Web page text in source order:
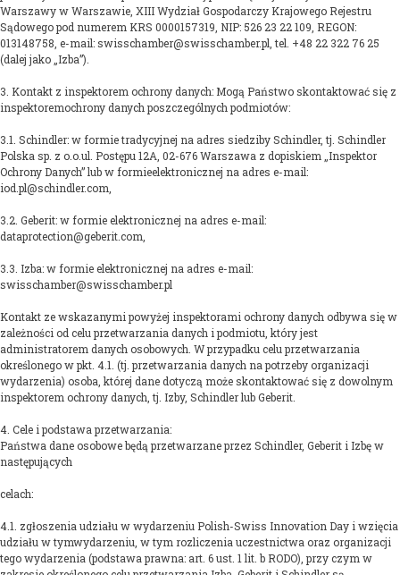
Warszawy w Warszawie, XIII Wydział Gospodarczy Krajowego Rejestru
Sądowego pod numerem KRS 0000157319, NIP: 526 23 22 109, REGON:
013148758, e-mail: swisschamber@swisschamber.pl, tel. +48 22 322 76 25
(dalej jako „Izba”).
3. Kontakt z inspektorem ochrony danych: Mogą Państwo skontaktować się z
inspektoremochrony danych poszczególnych podmiotów:
3.1. Schindler: w formie tradycyjnej na adres siedziby Schindler, tj. Schindler
Polska sp. z o.o.ul. Postępu 12A, 02-676 Warszawa z dopiskiem „Inspektor
Ochrony Danych” lub w formieelektronicznej na adres e-mail:
iod.pl@schindler.com,
3.2. Geberit: w formie elektronicznej na adres e-mail:
dataprotection@geberit.com,
3.3. Izba: w formie elektronicznej na adres e-mail:
swisschamber@swisschamber.pl
Kontakt ze wskazanymi powyżej inspektorami ochrony danych odbywa się w
zależności od celu przetwarzania danych i podmiotu, który jest
administratorem danych osobowych. W przypadku celu przetwarzania
określonego w pkt. 4.1. (tj. przetwarzania danych na potrzeby organizacji
wydarzenia) osoba, której dane dotyczą może skontaktować się z dowolnym
inspektorem ochrony danych, tj. Izby, Schindler lub Geberit.
4. Cele i podstawa przetwarzania:
Państwa dane osobowe będą przetwarzane przez Schindler, Geberit i Izbę w
następujących
celach:
4.1. zgłoszenia udziału w wydarzeniu Polish-Swiss Innovation Day i wzięcia
udziału w tymwydarzeniu, w tym rozliczenia uczestnictwa oraz organizacji
tego wydarzenia (podstawa prawna: art. 6 ust. 1 lit. b RODO), przy czym w